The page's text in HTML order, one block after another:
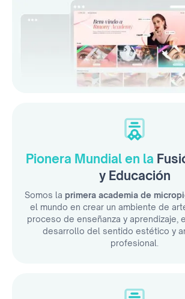
Pionera Mundial en la
y Educación
Somos la primera academia de
el mundo en crear un ambiente de
proceso de enseñanza y aprendizaje,
desarrollo del sentido estético y
profesional.